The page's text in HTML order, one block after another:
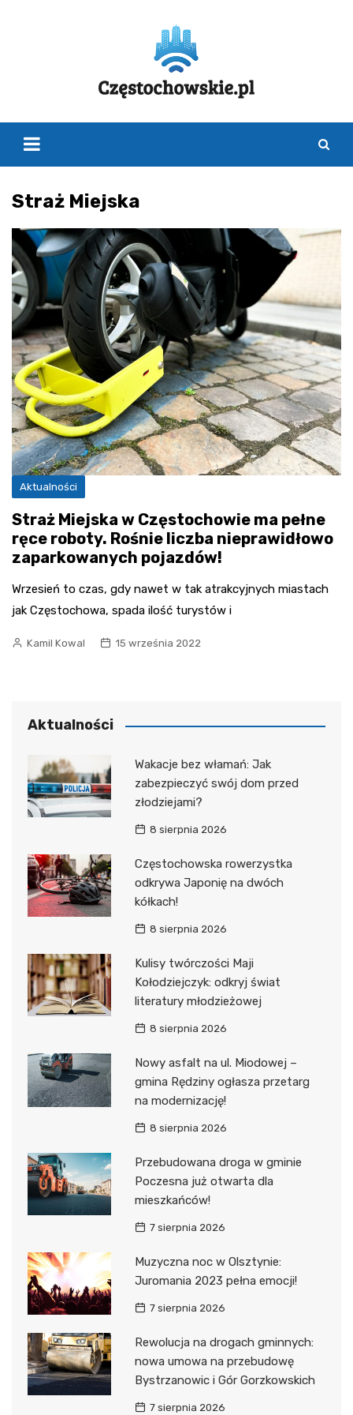
Straż Miejska
Aktualności
Straż Miejska w Częstochowie ma pełne
ręce roboty. Rośnie liczba nieprawidłowo
zaparkowanych pojazdów!
Wrzesień to czas, gdy nawet w tak atrakcyjnych miastach
jak Częstochowa, spada ilość turystów i
Kamil Kowal 15 września 2022
Aktualności
Wakacje bez włamań: Jak
zabezpieczyć swój dom przed
złodziejami?
8 sierpnia 2026
Częstochowska rowerzystka
odkrywa Japonię na dwóch
kółkach!
8 sierpnia 2026
Kulisy twórczości Maji
Kołodziejczyk: odkryj świat
literatury młodzieżowej
8 sierpnia 2026
Nowy asfalt na ul. Miodowej –
gmina Rędziny ogłasza przetarg
na modernizację!
8 sierpnia 2026
Przebudowana droga w gminie
Poczesna już otwarta dla
mieszkańców!
7 sierpnia 2026
Muzyczna noc w Olsztynie:
Juromania 2023 pełna emocji!
7 sierpnia 2026
Rewolucja na drogach gminnych:
nowa umowa na przebudowę
Bystrzanowic i Gór Gorzkowskich
7 sierpnia 2026